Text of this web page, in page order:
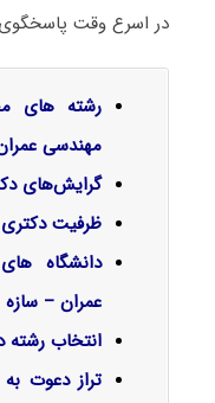
در اسرع وقت
رشته های
مهندسی
گرایش‌های
ظرفیت
دانشگاه
عمران – سازه
انتخاب
تراز دعوت